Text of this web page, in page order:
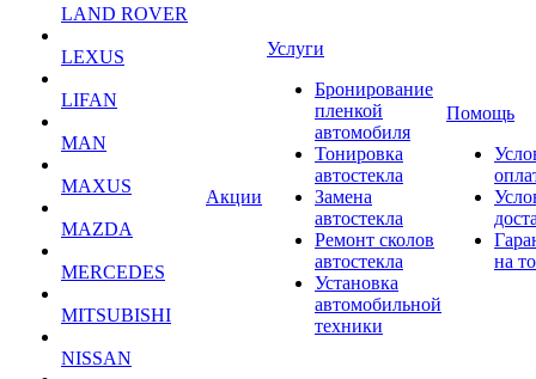
LAND ROVER
LEXUS
LIFAN
MAN
MAXUS
MAZDA
MERCEDES
MITSUBISHI
NISSAN
Акции
Услуги
Бронирование
пленкой
автомобиля
Тонировка
автостекла
Замена
автостекла
Ремонт сколов
автостекла
Установка
автомобильной
техники
Помощь
на